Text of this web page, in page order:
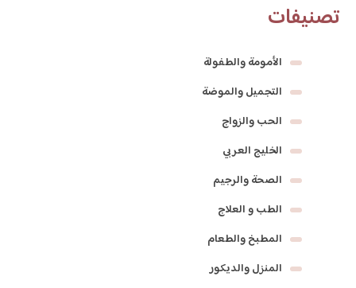
تصنيفات
الأمومة والطفولة
التجميل والموضة
الحب والزواج
الخليج العربي
الصحة والرجيم
الطب و العلاج
المطبخ والطعام
المنزل والديكور